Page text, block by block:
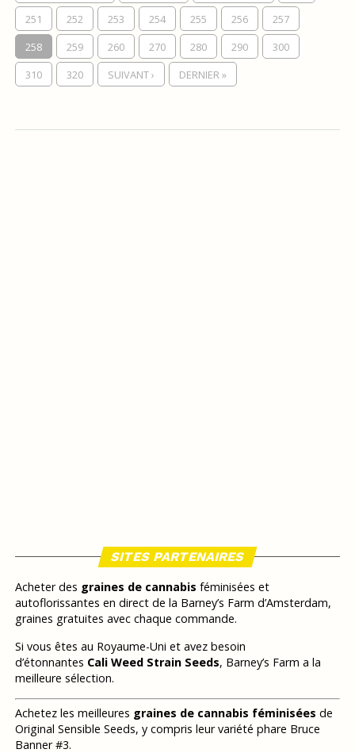
251
252 253 254 255 256
257
258
259 260 270 280 290
300
310
320 SUIVANT › DERNIER »
SITES PARTENAIRES
Acheter des graines de cannabis féminisées et
autoflorissantes en direct de la Barney’s Farm d’Amsterdam,
graines gratuites avec chaque commande.
Si vous êtes au Royaume-Uni et avez besoin
d’étonnantes Cali Weed Strain Seeds, Barney’s Farm a la
meilleure sélection.
Achetez les meilleures graines de cannabis féminisées de
Original Sensible Seeds, y compris leur variété phare Bruce
Banner #3.